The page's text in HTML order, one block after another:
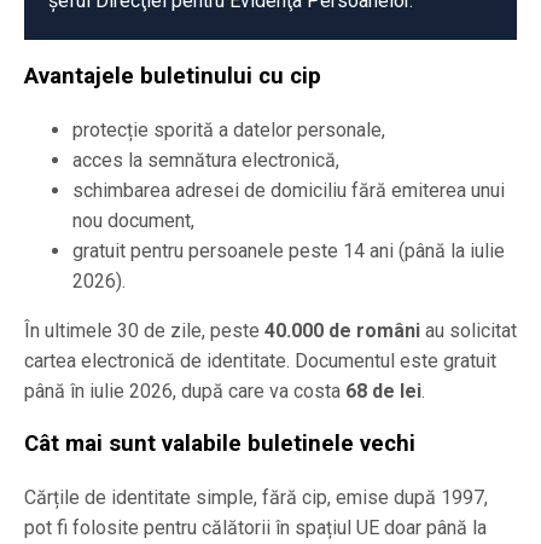
Avantajele buletinului cu cip
protecție sporită a datelor personale,
acces la semnătura electronică,
schimbarea adresei de domiciliu fără emiterea unui
nou document,
gratuit pentru persoanele peste 14 ani (până la iulie
2026).
În ultimele 30 de zile, peste 40.000 de români au solicitat
cartea electronică de identitate. Documentul este gratuit
până în iulie 2026, după care va costa 68 de lei.
Cât mai sunt valabile buletinele vechi
Cărțile de identitate simple, fără cip, emise după 1997,
pot fi folosite pentru călătorii în spațiul UE doar până la